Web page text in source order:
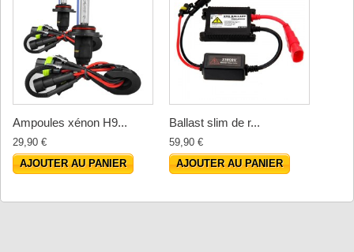
Ampoules xénon H9...
29,90 €
AJOUTER AU PANIER
Ballast slim de r...
59,90 €
AJOUTER AU PANIER